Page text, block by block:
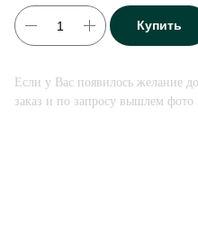
Купить
Если у Вас появилось желание
заказ и по запросу вышлем фото